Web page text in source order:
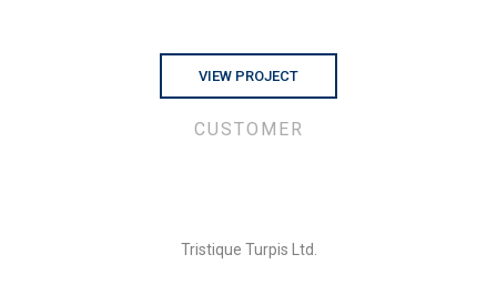
VIEW PROJECT
CUSTOMER
Tristique Turpis Ltd.